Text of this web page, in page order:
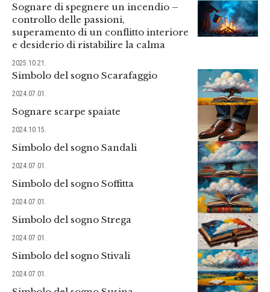
Sognare di spegnere un incendio –
controllo delle passioni,
superamento di un conflitto interiore
e desiderio di ristabilire la calma
2025.10.21.
Simbolo del sogno Scarafaggio
2024.07.01.
Sognare scarpe spaiate
2024.10.15.
Simbolo del sogno Sandali
2024.07.01.
Simbolo del sogno Soffitta
2024.07.01.
Simbolo del sogno Strega
2024.07.01.
Simbolo del sogno Stivali
2024.07.01.